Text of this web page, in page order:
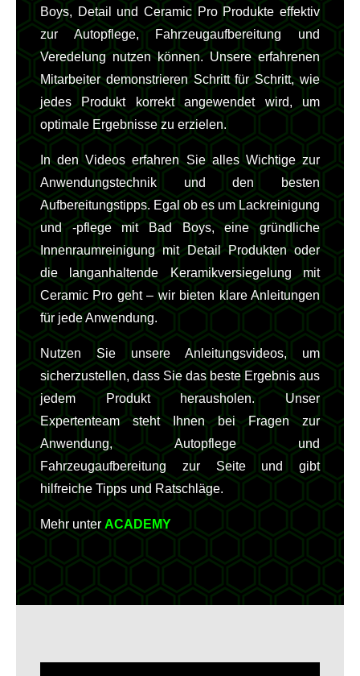
Boys, Detail und Ceramic Pro Produkte effektiv
zur Autopflege, Fahrzeugaufbereitung und
Veredelung nutzen können. Unsere erfahrenen
Mitarbeiter demonstrieren Schritt für Schritt, wie
jedes Produkt korrekt angewendet wird, um
optimale Ergebnisse zu erzielen.
In den Videos erfahren Sie alles Wichtige zur
Anwendungstechnik und den besten
Aufbereitungstipps. Egal ob es um Lackreinigung
und -pflege mit Bad Boys, eine gründliche
Innenraumreinigung mit Detail Produkten oder
die langanhaltende Keramikversiegelung mit
Ceramic Pro geht – wir bieten klare Anleitungen
für jede Anwendung.
Nutzen Sie unsere Anleitungsvideos, um
sicherzustellen, dass Sie das beste Ergebnis aus
jedem Produkt herausholen. Unser
Expertenteam steht Ihnen bei Fragen zur
Anwendung, Autopflege und
Fahrzeugaufbereitung zur Seite und gibt
hilfreiche Tipps und Ratschläge.
Mehr unter ACADEMY